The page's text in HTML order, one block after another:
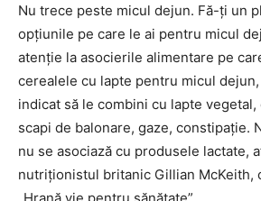
Nu trece peste micul dejun. Fă-ți un
opțiunile pe care le ai pentru micul
atenție la asocierile alimentare pe
cerealele cu lapte pentru micul dejun,
indicat să le combini cu lapte
scapi de balonare, gaze, constipaţie.
nu se asociază cu produsele lactate,
nutriționistul britanic Gillian McKeith,